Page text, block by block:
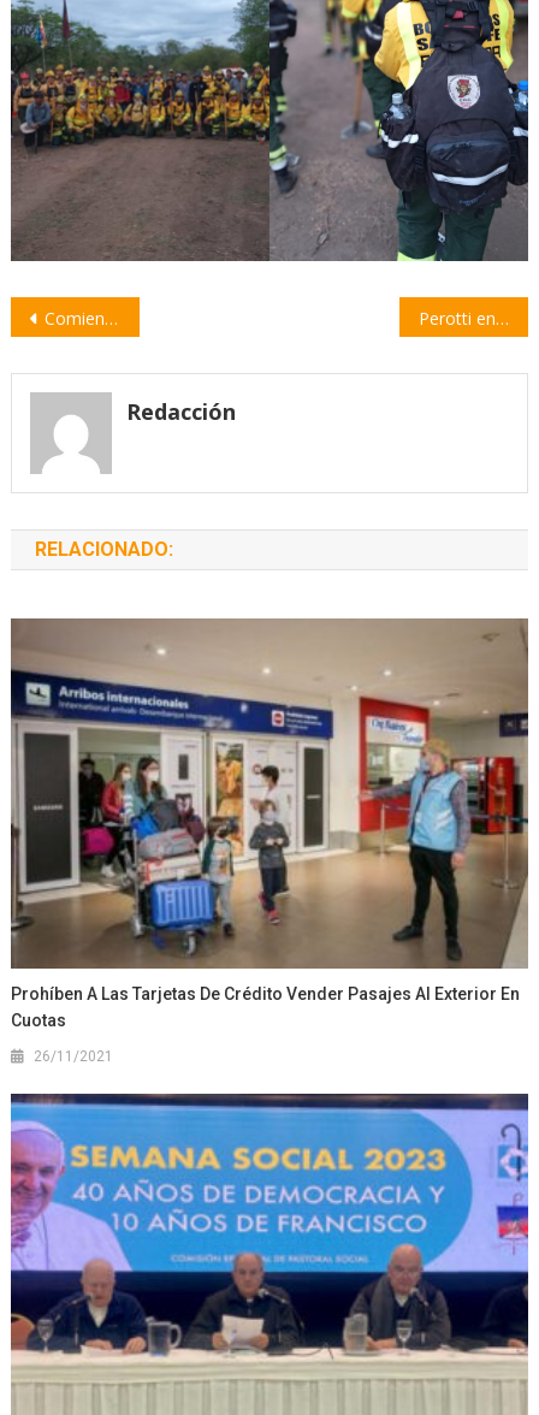
Navegación
entradas
Comienzan la fumigaciones contra los mosquitos en todos los barrios de la ciudad Perotti encabezará la apertura de ofertas para obras en la Ruta 90
Redacción
RELACIONADO:
Prohíben A Las Tarjetas De Crédito Vender Pasajes Al Exterior En
Cuotas
26/11/2021